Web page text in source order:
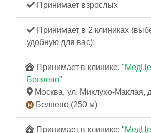
Принимает взрослых
Принимает в 2 клиниках
удобную для вас):
Принимает в клинике: "
Беляево"
Москва, ул. Миклухо-Маклая,
Беляево (250 м)
Принимает в клинике: "